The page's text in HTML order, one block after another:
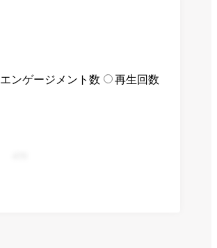
エンゲージメント数 再生回数